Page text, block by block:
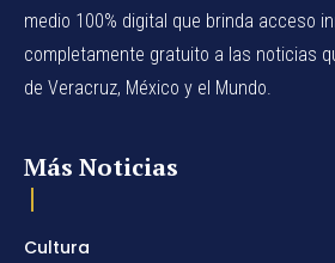
medio 100% digital que brinda acceso
completamente gratuito a las noticias
de Veracruz, México y el Mundo.
Más Noticias
Cultura